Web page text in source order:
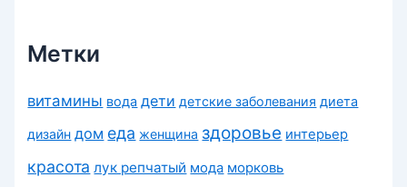
Метки
витамины вода дети детские заболевания диета
дизайн дом еда женщина здоровье интерьер
красота лук репчатый мода морковь